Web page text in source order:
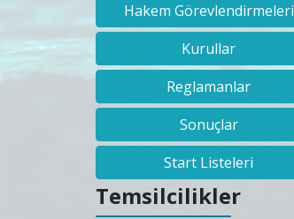
Hakem Görevlendirmeleri
Kurullar
Reglamanlar
Sonuçlar
Start Listeleri
Temsilcilikler